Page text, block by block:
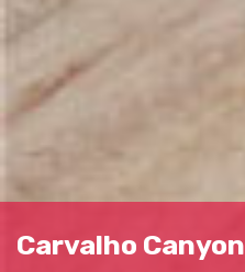
Carvalho Canyon